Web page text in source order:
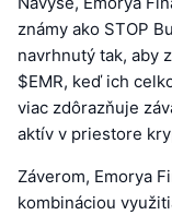
známy ako STOP
navrhnutý tak, aby
$EMR, keď ich
viac zdôrazňuje
aktív v priestore
Záverom, Emorya
kombináciou